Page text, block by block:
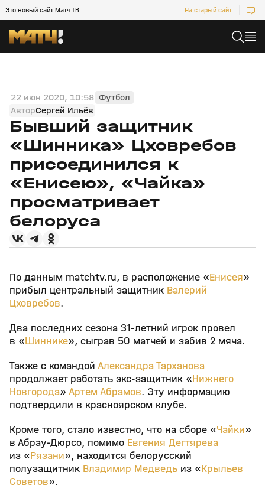
Это новый сайт Матч ТВ На старый сайт
22 июн 2020, 10:58 Футбол
АвторСергей Ильёв
Бывший защитник
«Шинника» Цховребов
присоединился к
«Енисею», «Чайка»
просматривает
белоруса
По данным matchtv.ru, в расположение «Енисея»
прибыл центральный защитник Валерий
Цховребов.
Два последних сезона 31-летний игрок провел
в «Шиннике», сыграв 50 матчей и забив 2 мяча.
Также с командой Александра Тарханова
продолжает работать экс-защитник «Нижнего
Новгорода» Артем Абрамов. Эту информацию
подтвердили в красноярском клубе.
Кроме того, стало известно, что на сборе «Чайки»
в Абрау-Дюрсо, помимо Евгения Дегтярева
из «Рязани», находится белорусский
полузащитник Владимир Медведь из «Крыльев
Советов».